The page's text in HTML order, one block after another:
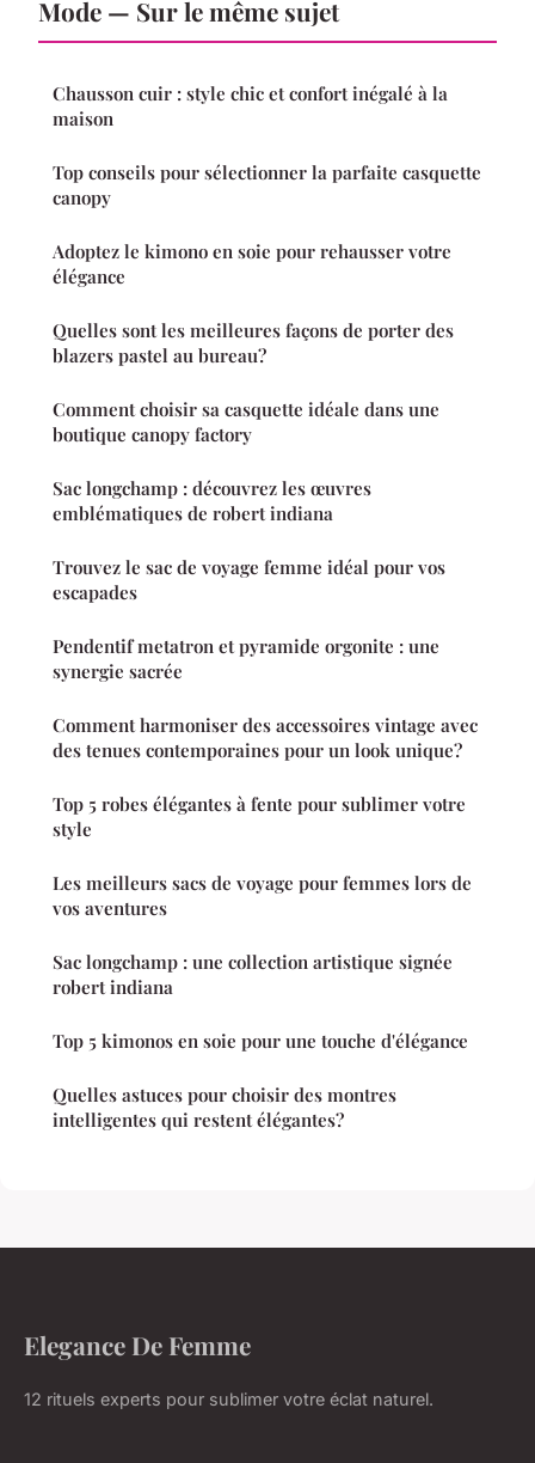
Mode — Sur le même sujet
Chausson cuir : style chic et confort inégalé à la
maison
Top conseils pour sélectionner la parfaite casquette
canopy
Adoptez le kimono en soie pour rehausser votre
élégance
Quelles sont les meilleures façons de porter des
blazers pastel au bureau?
Comment choisir sa casquette idéale dans une
boutique canopy factory
Sac longchamp : découvrez les œuvres
emblématiques de robert indiana
Trouvez le sac de voyage femme idéal pour vos
escapades
Pendentif metatron et pyramide orgonite : une
synergie sacrée
Comment harmoniser des accessoires vintage avec
des tenues contemporaines pour un look unique?
Top 5 robes élégantes à fente pour sublimer votre
style
Les meilleurs sacs de voyage pour femmes lors de
vos aventures
Sac longchamp : une collection artistique signée
robert indiana
Top 5 kimonos en soie pour une touche d'élégance
Quelles astuces pour choisir des montres
intelligentes qui restent élégantes?
Elegance De Femme
12 rituels experts pour sublimer votre éclat naturel.